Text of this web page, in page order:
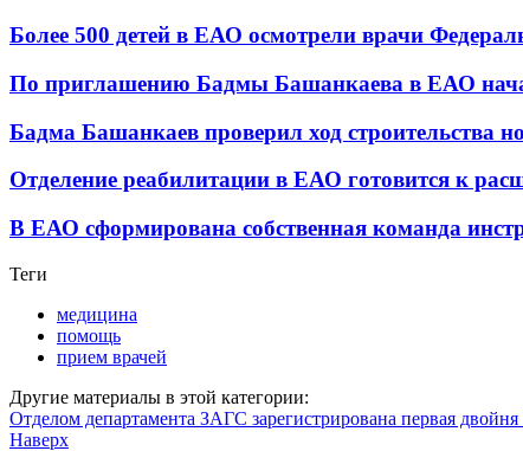
Более 500 детей в ЕАО осмотрели врачи
По приглашению Бадмы Башанкаева в ЕАО
Бадма Башанкаев проверил ход строительства
Отделение реабилитации в ЕАО готовится к
В ЕАО сформирована собственная команда
Теги
медицина
помощь
прием врачей
Другие материалы в этой категории:
Отделом департамента ЗАГС зарегистрирована первая двойня
Наверх